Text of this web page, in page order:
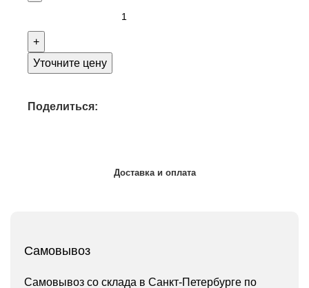
Уточните цену
Поделиться:
Доставка и оплата
Самовывоз
Самовывоз со склада в Санкт-Петербурге по